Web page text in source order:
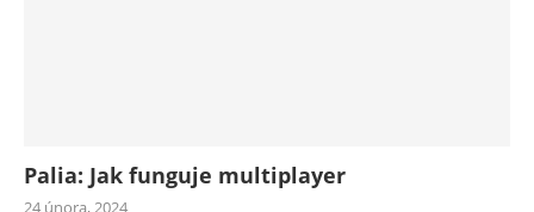
Palia: Jak funguje multiplayer
24 února, 2024